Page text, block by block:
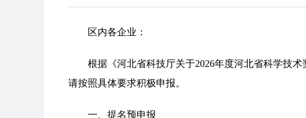
区内各企业：
根据《河北省科技厅关于2026年度河北省科学技
请按照具体要求积极申报。
一、提名预申报